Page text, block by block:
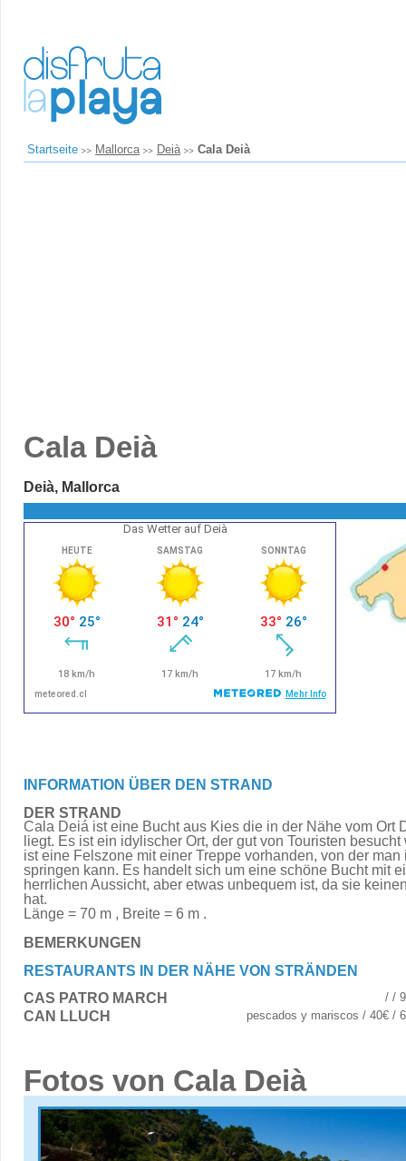
Startseite Mallorca Deià Cala Deià
Cala Deià
Deià, Mallorca
Das Wetter auf Deià
INFORMATION ÜBER DEN STRAND
DER STRAND
Cala Deiá ist eine Bucht aus Kies die in der Nähe vom Ort
liegt. Es ist ein idylischer Ort, der gut von Touristen besucht
ist eine Felszone mit einer Treppe vorhanden, von der man
springen kann. Es handelt sich um eine schöne Bucht mit
herrlichen Aussicht, aber etwas unbequem ist, da sie
hat.
Länge = 70 m , Breite = 6 m .
BEMERKUNGEN
RESTAURANTS IN DER NÄHE VON STRÄNDEN
CAS PATRO MARCH / /
CAN LLUCH pescados y mariscos / 40€ /
Fotos von Cala Deià